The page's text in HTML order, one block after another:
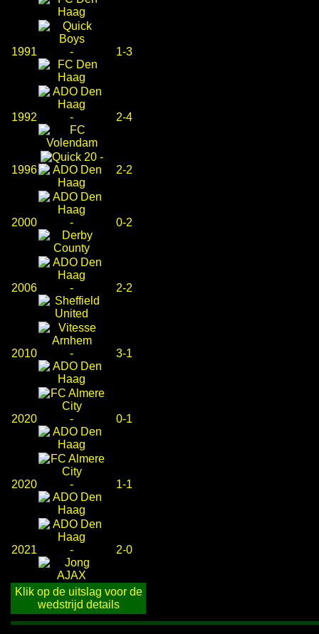
1991 - 1-3
1992 - 2-4
1996
-
2-2
2000 - 0-2
2006 - 2-2
2010 - 3-1
2020 - 0-1
2020 - 1-1
2021 - 2-0
Klik op de uitslag voor de
wedstrijd details